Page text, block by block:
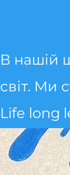
В нашій
світ. Ми
Life long